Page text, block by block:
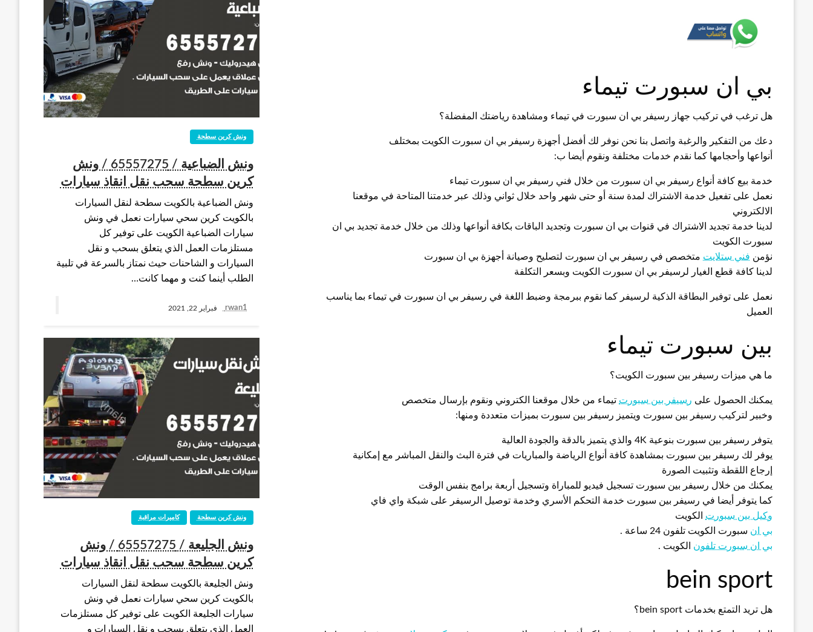
بي ان سبورت تيماء
هل ترغب في تركيب جهاز رسيفر بي ان سبورت في تيماء ومشاهدة رياضتك المفضلة؟
دعك من التفكير والرغبة واتصل بنا نحن نوفر لك أفضل أجهزة رسيفر بي ان سبورت الكويت بمختلف
أنواعها وأحجامها كما نقدم خدمات مختلفة ونقوم أيضا ب:
خدمة بيع كافة أنواع رسيفر بي ان سبورت من خلال فني رسيفر بي ان سبورت تيماء
نعمل على تفعيل خدمة الاشتراك لمدة سنة أو حتى شهر واحد خلال ثواني وذلك عبر خدمتنا المتاحة في موقعنا
الالكتروني
لدينا خدمة تجديد الاشتراك في قنوات بي ان سبورت وتجديد الباقات بكافة أنواعها وذلك من خلال خدمة تجديد بي ان
سبورت الكويت
نؤمن فني ستلايت متخصص في رسيفر بي ان سبورت لتصليح وصيانة أجهزة بي ان سبورت
لدينا كافة قطع الغيار لرسيفر بي ان سبورت الكويت وبسعر التكلفة
نعمل على توفير البطاقة الذكية لرسيفر كما نقوم ببرمجة وضبط اللغة في رسيفر بي ان سبورت في تيماء بما يناسب
العميل
بين سبورت تيماء
ما هي ميزات رسيفر بين سبورت الكويت؟
يمكنك الحصول على رسيفر بين سبورت تيماء من خلال موقعنا الكتروني ونقوم بإرسال متخصص
وخبير لتركيب رسيفر بين سبورت ويتميز رسيفر بين سبورت بميزات متعددة ومنها:
يتوفر رسيفر بين سبورت بنوعية 4K والذي يتميز بالدقة والجودة العالية
يوفر لك رسيفر بين سبورت بمشاهدة كافة أنواع الرياضة والمباريات في فترة البث والنقل المباشر مع إمكانية
إرجاع اللقطة وتثبيت الصورة
يمكنك من خلال رسيفر بين سبورت تسجيل فيديو للمباراة وتسجيل أربعة برامج بنفس الوقت
كما يتوفر أيضا في رسيفر بين سبورت خدمة التحكم الأسري وخدمة توصيل الرسيفر على شبكة واي فاي
وكيل بين سبورت الكويت
بي ان سبورت الكويت تلفون 24 ساعة .
بي ان سبورت تلفون الكويت .
bein sport
هل تريد التمتع بخدمات bein sport؟
ونش كرين سطحة
ونش الضباعية / 65557275 / ونش
كرين سطحة سحب نقل انقاذ سيارات
ونش الضباعية بالكويت سطحة لنقل السيارات
بالكويت كرين سحي سيارات نعمل في ونش
سيارات الضباعية الكويت على توفير كل
مستلزمات العمل الذي يتعلق بسحب و نقل
السيارات و الشاحنات حيث نمتاز بالسرعة في تلبية
الطلب أينما كنت و مهما كانت…
rwan1 فبراير 22, 2021
كاميرات مراقبة ونش كرين سطحة
ونش الجليعة / 65557275 / ونش
كرين سطحة سحب نقل انقاذ سيارات
ونش الجليعة بالكويت سطحة لنقل السيارات
بالكويت كرين سحي سيارات نعمل في ونش
سيارات الجليعة الكويت على توفير كل مستلزمات
العمل الذي يتعلق بسحب و نقل السيارات و